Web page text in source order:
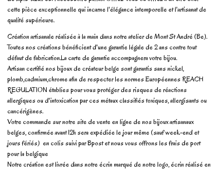
cette pièce exceptionnelle qui incarne l'élégance intemporelle et l'artisanat de
qualité supérieure.
Création artisanale réalisée à la main dans notre atelier de Mont St André (Be).
Toutes nos créations bénéficient d'une garantie légale de 2 ans contre tout
défaut de fabrication.La carte de garantie accompagnera votre bijou.
Artisan certifié nos bijoux de créateur belge sont garantis sans nickel,
plomb,cadmium,chrome afin de respecter les normes Européennes REACH
REGULATION établies pour vous protéger des risques de réactions
allergiques ou d'intoxication par ces métaux classifiés toxiques, allergisants ou
cancérigènes.
Votre commande sur notre site de vente en ligne de nos bijoux artisanaux
belges, confirmée avant 12h sera expédiée le jour même (sauf week-end et
jours fériés) en colis suivi par Bpost et nous vous offrons les frais de port
pour la belgique
Notre création est livrée dans notre écrin marqué de notre logo, écrin réalisé en